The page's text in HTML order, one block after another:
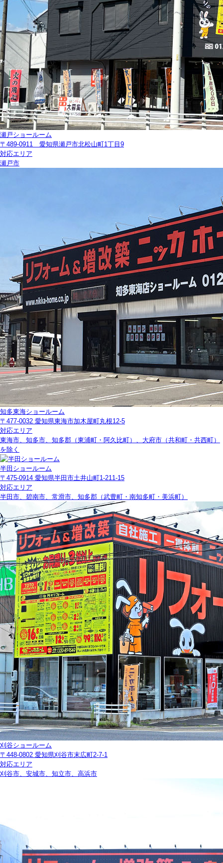
瀬戸ショールーム
〒489-0911 愛知県瀬戸市北松山町1丁目9
対応エリア
瀬戸市
知多東海ショールーム
〒477-0032 愛知県東海市加木屋町丸根12-5
対応エリア
東海市、知多市、知多郡（東浦町・阿久比町）、大府市（共和町・共西町）
を除く
半田ショールーム
〒475-0914 愛知県半田市土井山町1-211-15
対応エリア
半田市、碧南市、常滑市、知多郡（武豊町・南知多町・美浜町）
刈谷ショールーム
〒448-0802 愛知県刈谷市末広町2-7-1
対応エリア
刈谷市、安城市、知立市、高浜市